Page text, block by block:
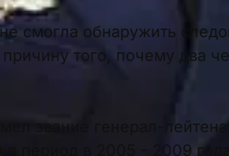
смогла обнаружить
причину того, почему два
звание генерал-
период в 2005 - 2009